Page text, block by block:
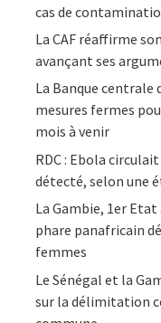
cas de
La CAF réaffirme
avançant ses
La Banque centrale
mesures fermes
mois à venir
RDC : Ebola
détecté, selon une
La Gambie, 1er
phare panafricain
femmes
Le Sénégal et la
sur la délimitation